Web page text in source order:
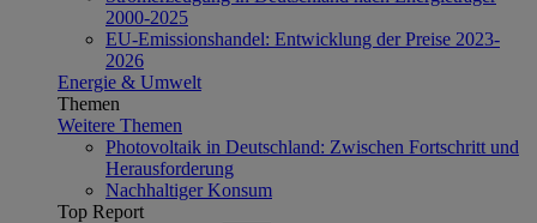
2000-2025
EU-Emissionshandel: Entwicklung der Preise 2023-
2026
Energie & Umwelt
Themen
Weitere Themen
Photovoltaik in Deutschland: Zwischen Fortschritt und
Herausforderung
Nachhaltiger Konsum
Top Report